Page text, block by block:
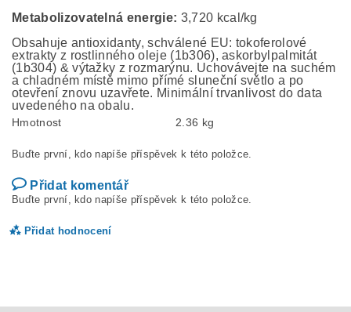
Metabolizovatelná energie: 3,720 kcal/kg
Obsahuje antioxidanty, schválené EU: tokoferolové
extrakty z rostlinného oleje (1b306), askorbylpalmitát
(1b304) & výtažky z rozmarýnu. Uchovávejte na suchém
a chladném místě mimo přímé sluneční světlo a po
otevření znovu uzavřete. Minimální trvanlivost do data
uvedeného na obalu.
Hmotnost 2.36 kg
Buďte první, kdo napíše příspěvek k této položce.
Přidat komentář
Buďte první, kdo napíše příspěvek k této položce.
Přidat hodnocení